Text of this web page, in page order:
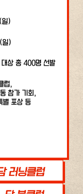
)
일)
상 총 400명 선발
럽,
참가 기회,
별 포상 등